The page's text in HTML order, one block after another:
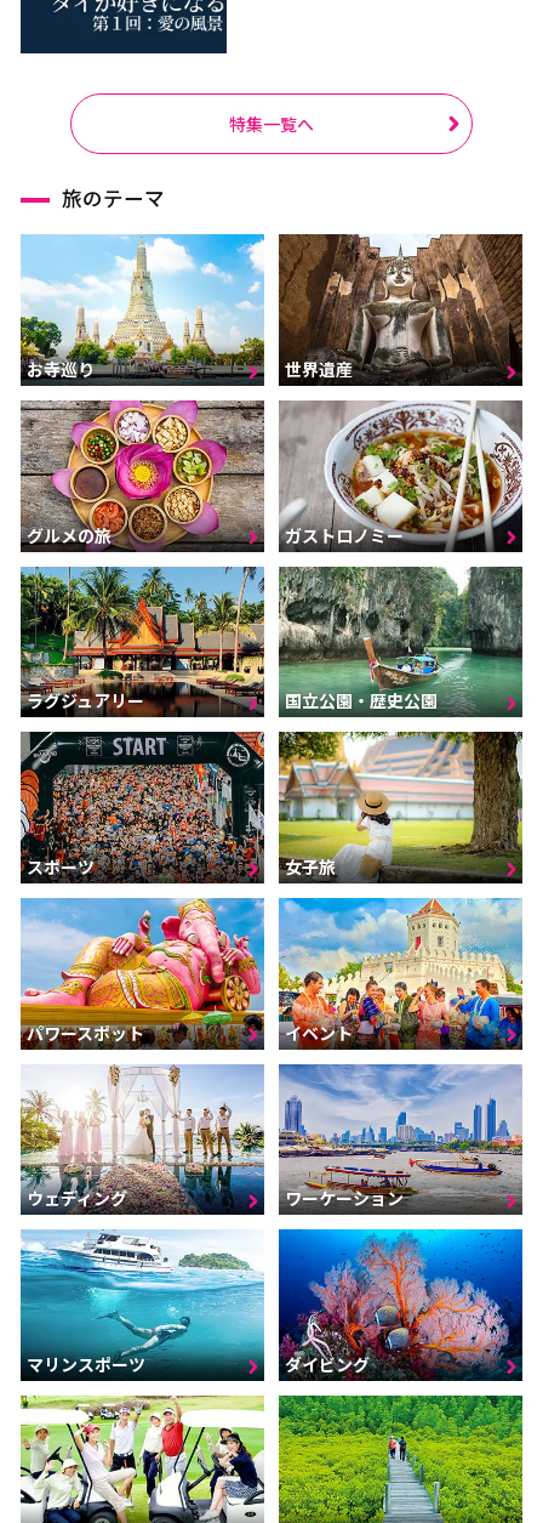
特集一覧へ
旅のテーマ
お寺巡り 世界遺産
グルメの旅 ガストロノミー
ラグジュアリー 国立公園・歴史公園
スポーツ 女子旅
パワースポット イベント
ウェディング ワーケーション
マリンスポーツ ダイビング